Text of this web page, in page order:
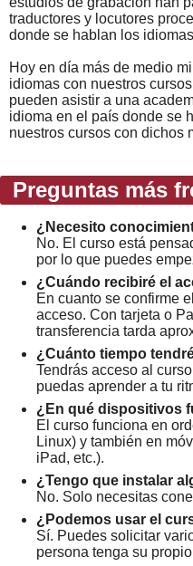
traductores y locutores
donde se hablan los
Hoy en día más de medio
idiomas con nuestros
pueden asistir a una
idioma en el país donde se
nuestros cursos con dichos
Preguntas más
¿Necesito
No. El curso está
por lo que puedes
¿Cuándo recibiré el
En cuanto se confirme
acceso. Con tarjeta o
transferencia tarda
¿Cuánto tiempo
Tendrás acceso al
puedas aprender a tu
¿En qué dispositivos
El curso funciona en
Linux) y también en
iPad, etc.).
¿Tengo que instalar
No. Solo necesitas
¿Podemos usar el
Sí. Puedes solicitar
persona tenga su